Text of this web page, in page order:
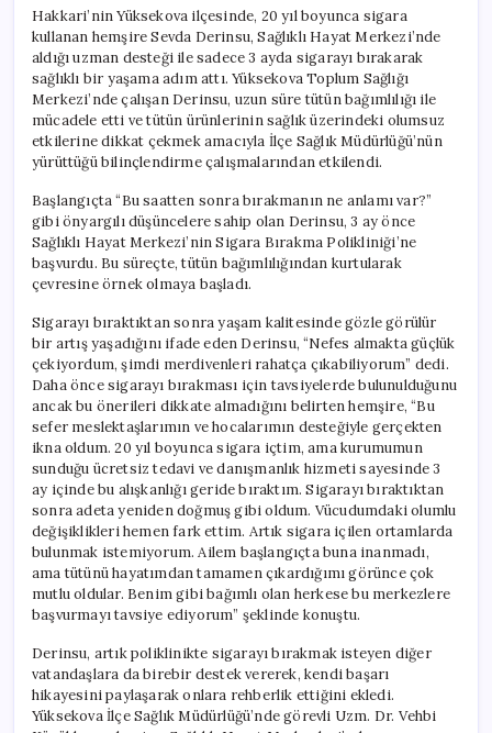
Hemşire
Sevda,
3
Ayda
Dumansız
Hayata
Geçiş
Yaptı
için
Hakkari’nin Yüksekova ilçesinde, 20 yıl boyunca sigara
kullanan hemşire Sevda Derinsu, Sağlıklı Hayat Merkezi’nde
aldığı uzman desteği ile sadece 3 ayda sigarayı bırakarak
sağlıklı bir yaşama adım attı. Yüksekova Toplum Sağlığı
Merkezi’nde çalışan Derinsu, uzun süre tütün bağımlılığı ile
mücadele etti ve tütün ürünlerinin sağlık üzerindeki olumsuz
etkilerine dikkat çekmek amacıyla İlçe Sağlık Müdürlüğü’nün
yürüttüğü bilinçlendirme çalışmalarından etkilendi.
Başlangıçta “Bu saatten sonra bırakmanın ne anlamı var?”
gibi önyargılı düşüncelere sahip olan Derinsu, 3 ay önce
Sağlıklı Hayat Merkezi’nin Sigara Bırakma Polikliniği’ne
başvurdu. Bu süreçte, tütün bağımlılığından kurtularak
çevresine örnek olmaya başladı.
Sigarayı bıraktıktan sonra yaşam kalitesinde gözle görülür
bir artış yaşadığını ifade eden Derinsu, “Nefes almakta güçlük
çekiyordum, şimdi merdivenleri rahatça çıkabiliyorum” dedi.
Daha önce sigarayı bırakması için tavsiyelerde bulunulduğunu
ancak bu önerileri dikkate almadığını belirten hemşire, “Bu
sefer meslektaşlarımın ve hocalarımın desteğiyle gerçekten
ikna oldum. 20 yıl boyunca sigara içtim, ama kurumumun
sunduğu ücretsiz tedavi ve danışmanlık hizmeti sayesinde 3
ay içinde bu alışkanlığı geride bıraktım. Sigarayı bıraktıktan
sonra adeta yeniden doğmuş gibi oldum. Vücudumdaki olumlu
değişiklikleri hemen fark ettim. Artık sigara içilen ortamlarda
bulunmak istemiyorum. Ailem başlangıçta buna inanmadı,
ama tütünü hayatımdan tamamen çıkardığımı görünce çok
mutlu oldular. Benim gibi bağımlı olan herkese bu merkezlere
başvurmayı tavsiye ediyorum” şeklinde konuştu.
Derinsu, artık poliklinikte sigarayı bırakmak isteyen diğer
vatandaşlara da birebir destek vererek, kendi başarı
hikayesini paylaşarak onlara rehberlik ettiğini ekledi.
Yüksekova İlçe Sağlık Müdürlüğü’nde görevli Uzm. Dr. Vehbi